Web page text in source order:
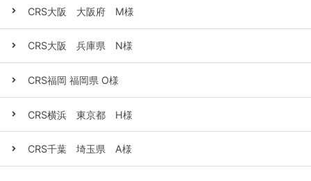
CRS大阪 大阪府 M様
CRS大阪 兵庫県 N様
CRS福岡 福岡県 O様
CRS横浜 東京都 H様
CRS千葉 埼玉県 A様